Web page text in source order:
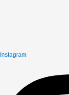
Instagram